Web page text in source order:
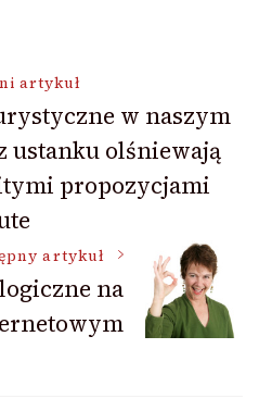
artykuł
w naszym
ustanku olśniewają
propozycjami
artykuł
na